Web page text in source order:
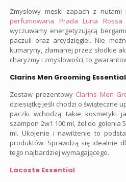
Zmysłowy męski zapach z nutami
perfumowana Prada Luna Rossa
wyczuwamy energetyzującą
paczuli oraz arcydzięgiel. Nie
kumaryny, złamanej przez słodkie
charyzmy i zmysłowości, to
Clarins Men Grooming
Zestaw prezentowy Clarins Men
dziesiątkę jeśli chodzi o świąteczne
paczki wchodzą takie kosmetyki
szampon 2w1 100 ml, żel do golenia
ml. Ukojenie i nawilżenie to
produktów. Sprawdzą się idealnie
tego najbardziej wymagającego.
Lacoste Essential